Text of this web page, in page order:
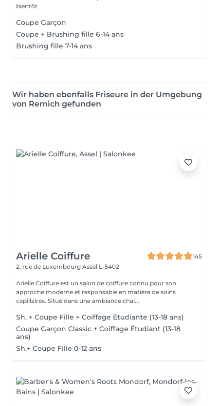
bientôt
Coupe Garçon
Coupe + Brushing fille 6-14 ans
Brushing fille 7-14 ans
Wir haben ebenfalls Friseure in der Umgebung
von Remich gefunden
Arielle Coiffure
145
2, rue de Luxembourg Assel L-5402
Arielle Coiffure est un salon de coiffure connu pour son
approche moderne et responsable en matière de soins
capillaires. Situé dans une ambiance chal...
Sh. + Coupe Fille + Coiffage Étudiante (13-18 ans)
Coupe Garçon Classic + Coiffage Étudiant (13-18
ans)
Sh.+ Coupe Fille 0-12 ans